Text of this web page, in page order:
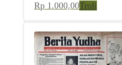
Rp 1.000,00Troli